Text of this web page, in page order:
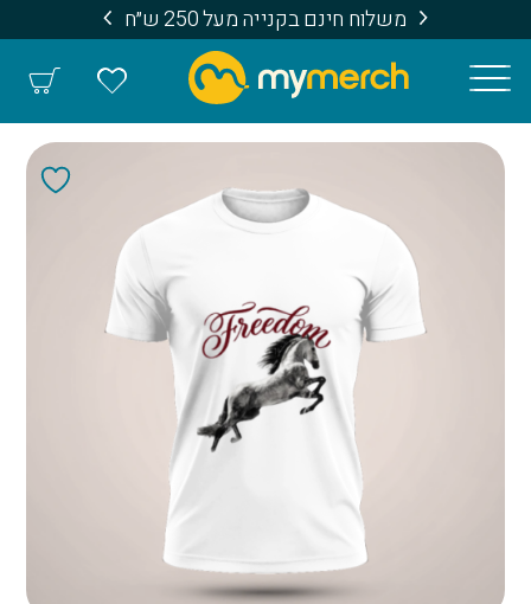
משלוח חינם בקנייה מעל 250 ש״ח